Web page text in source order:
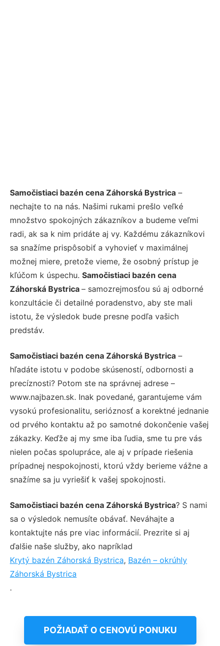
Samočistiaci bazén cena Záhorská Bystrica –
nechajte to na nás. Našimi rukami prešlo veľké
množstvo spokojných zákazníkov a budeme veľmi
radi, ak sa k nim pridáte aj vy. Každému zákazníkovi
sa snažíme prispôsobiť a vyhovieť v maximálnej
možnej miere, pretože vieme, že osobný prístup je
kľúčom k úspechu. Samočistiaci bazén cena
Záhorská Bystrica – samozrejmosťou sú aj odborné
konzultácie či detailné poradenstvo, aby ste mali
istotu, že výsledok bude presne podľa vašich
predstáv.
Samočistiaci bazén cena Záhorská Bystrica –
hľadáte istotu v podobe skúseností, odbornosti a
precíznosti? Potom ste na správnej adrese –
www.najbazen.sk. Inak povedané, garantujeme vám
vysokú profesionalitu, serióznosť a korektné jednanie
od prvého kontaktu až po samotné dokončenie vašej
zákazky. Keďže aj my sme iba ľudia, sme tu pre vás
nielen počas spolupráce, ale aj v prípade riešenia
prípadnej nespokojnosti, ktorú vždy berieme vážne a
snažíme sa ju vyriešiť k vašej spokojnosti.
Samočistiaci bazén cena Záhorská Bystrica? S nami
sa o výsledok nemusíte obávať. Neváhajte a
kontaktujte nás pre viac informácií. Prezrite si aj
ďalšie naše služby, ako napríklad
Krytý bazén Záhorská Bystrica, Bazén – okrúhly
Záhorská Bystrica
.
POŽIADAŤ O CENOVÚ PONUKU